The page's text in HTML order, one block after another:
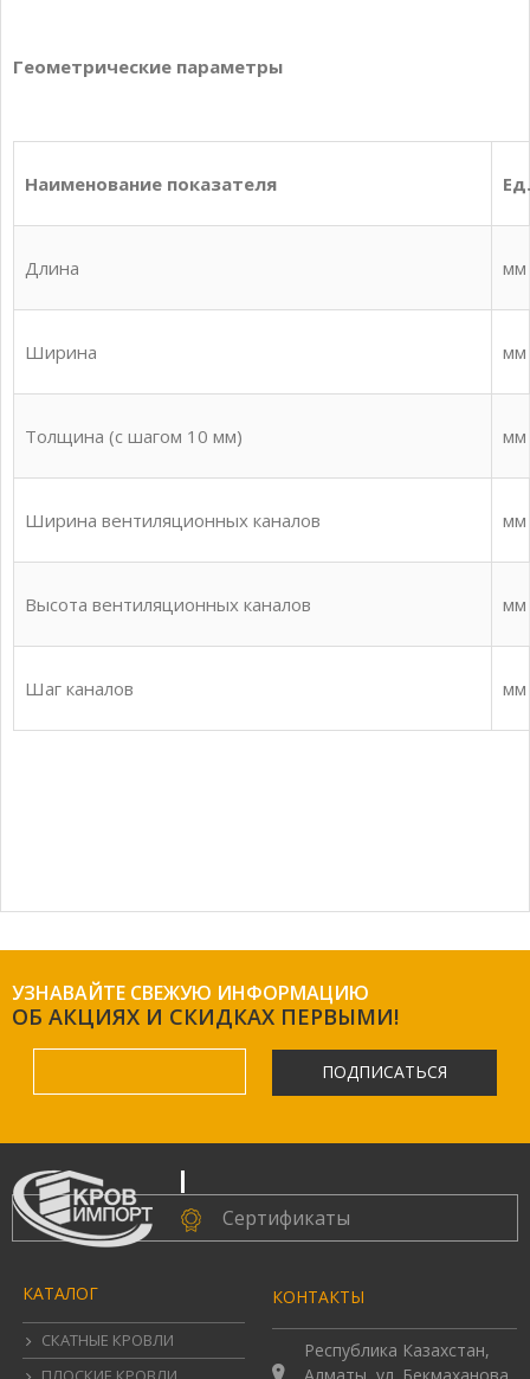
Геометрические параметры
Наименование показателя
Длина мм
Ширина мм
Толщина (с шагом 10 мм) мм
Ширина вентиляционных каналов мм
Высота вентиляционных каналов мм
Шаг каналов мм
УЗНАВАЙТЕ СВЕЖУЮ ИНФОРМАЦИЮ
ОБ АКЦИЯХ И СКИДКАХ ПЕРВЫМИ!
ПОДПИСАТЬСЯ
Сертификаты
КАТАЛОГ
СКАТНЫЕ КРОВЛИ
КОНТАКТЫ
Республика Казахстан,